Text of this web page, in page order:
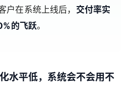
户在系统上线后， 交付率实
的飞跃。
水平低，系统会不会用不